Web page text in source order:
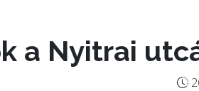
a Nyitrai